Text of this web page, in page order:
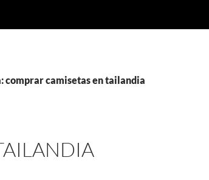
comprar camisetas en tailandia